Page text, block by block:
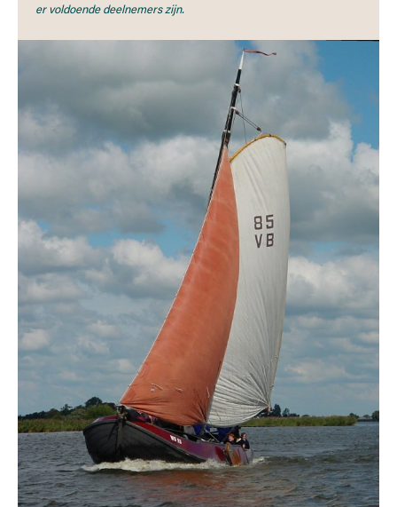
er voldoende deelnemers zijn.